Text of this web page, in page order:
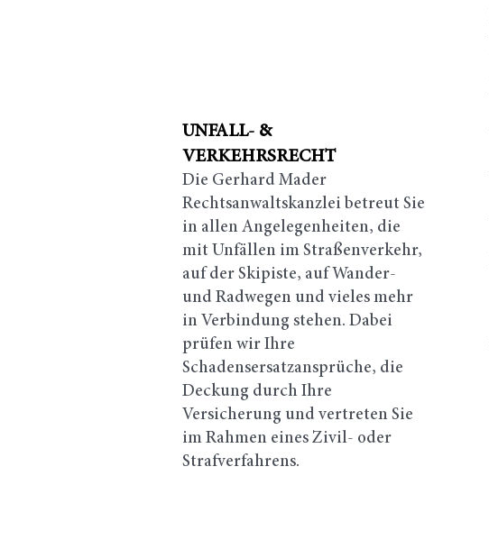
UNFALL- &
VERKEHRSRECHT
Die Gerhard Mader
Rechtsanwaltskanzlei betreut Sie
in allen Angelegenheiten, die
mit Unfällen im Straßenverkehr,
auf der Skipiste, auf Wander-
und Radwegen und vieles mehr
in Verbindung stehen. Dabei
prüfen wir Ihre
Schadensersatzansprüche, die
Deckung durch Ihre
Versicherung und vertreten Sie
im Rahmen eines Zivil- oder
Strafverfahrens.